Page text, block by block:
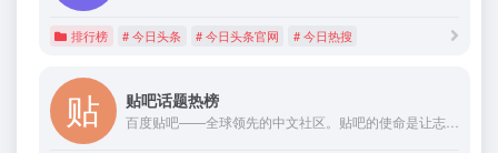
排行榜 # 今日头条 # 今日头条官网 # 今日热搜
贴吧话题热榜
百度贴吧——全球领先的中文社区。贴吧的使命是让志同道合的人相聚。不论是大众话题还是小众话题，都能精准地聚集大批同好网友，展示自我风采，结交知音，搭建别具特色的“兴趣主题“互动平台。贴吧目录涵盖游戏、地区、文学、动漫、娱乐明星、生活、体育、电脑数码等方方面面，是全球领先的中文交流平台，它为人们提供一个表达和交流思想的自由网络空间，并以此汇集志同道合的网友。